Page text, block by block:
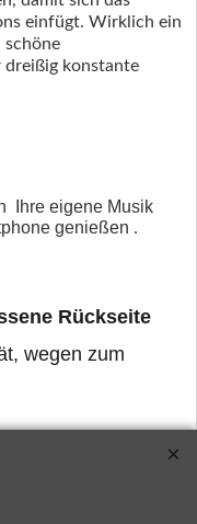
einfügt. Wirklich ein
dreißig konstante
Ihre eigene Musik
genießen .
Rückseite
wegen zum